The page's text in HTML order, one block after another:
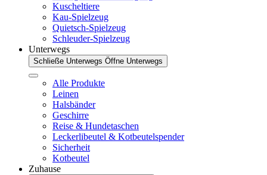
Kuscheltiere
Kau-Spielzeug
Quietsch-Spielzeug
Schleuder-Spielzeug
Unterwegs
Schließe Unterwegs Öffne Unterwegs
Alle Produkte
Leinen
Halsbänder
Geschirre
Reise & Hundetaschen
Leckerlibeutel & Kotbeutelspender
Sicherheit
Kotbeutel
Zuhause